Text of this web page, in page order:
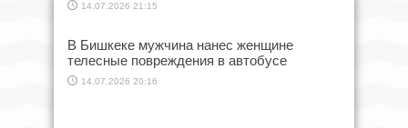
14.07.2026 21:15
В Бишкеке мужчина нанес женщине
телесные повреждения в автобусе
14.07.2026 20:16